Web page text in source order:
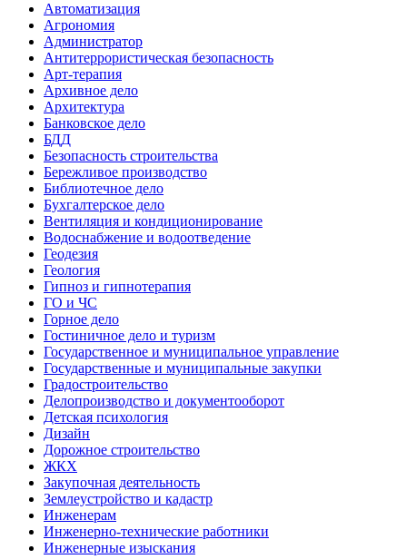
Автоматизация
Агрономия
Администратор
Антитеррористическая безопасность
Арт-терапия
Архивное дело
Архитектура
Банковское дело
БДД
Безопасность строительства
Бережливое производство
Библиотечное дело
Бухгалтерское дело
Вентиляция и кондиционирование
Водоснабжение и водоотведение
Геодезия
Геология
Гипноз и гипнотерапия
ГО и ЧС
Горное дело
Гостиничное дело и туризм
Государственное и муниципальное управление
Государственные и муниципальные закупки
Градостроительство
Делопроизводство и документооборот
Детская психология
Дизайн
Дорожное строительство
ЖКХ
Закупочная деятельность
Землеустройство и кадастр
Инженерам
Инженерно-технические работники
Инженерные изыскания